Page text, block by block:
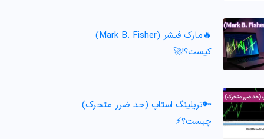
🔥مارک فیشر (Mark B. Fisher)
کیست؟!🚀
🔑تریلینگ استاپ (حد ضرر متحرک)
چیست؟⚡